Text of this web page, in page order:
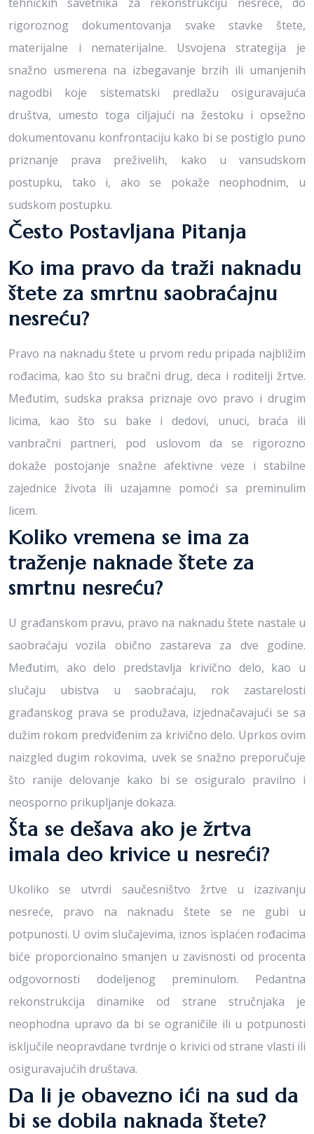
rigoroznog dokumentovanja svake stavke štete,
materijalne i nematerijalne. Usvojena strategija je
snažno usmerena na izbegavanje brzih ili umanjenih
nagodbi koje sistematski predlažu osiguravajuća
društva, umesto toga ciljajući na žestoku i opsežno
dokumentovanu konfrontaciju kako bi se postiglo puno
priznanje prava preživelih, kako u vansudskom
postupku, tako i, ako se pokaže neophodnim, u
sudskom postupku.
Često Postavljana Pitanja
Ko ima pravo da traži naknadu
štete za smrtnu saobraćajnu
nesreću?
Pravo na naknadu štete u prvom redu pripada najbližim
rođacima, kao što su bračni drug, deca i roditelji žrtve.
Međutim, sudska praksa priznaje ovo pravo i drugim
licima, kao što su bake i dedovi, unuci, braća ili
vanbračni partneri, pod uslovom da se rigorozno
dokaže postojanje snažne afektivne veze i stabilne
zajednice života ili uzajamne pomoći sa preminulim
licem.
Koliko vremena se ima za
traženje naknade štete za
smrtnu nesreću?
U građanskom pravu, pravo na naknadu štete nastale u
saobraćaju vozila obično zastareva za dve godine.
Međutim, ako delo predstavlja krivično delo, kao u
slučaju ubistva u saobraćaju, rok zastarelosti
građanskog prava se produžava, izjednačavajući se sa
dužim rokom predviđenim za krivično delo. Uprkos ovim
naizgled dugim rokovima, uvek se snažno preporučuje
što ranije delovanje kako bi se osiguralo pravilno i
neosporno prikupljanje dokaza.
Šta se dešava ako je žrtva
imala deo krivice u nesreći?
Ukoliko se utvrdi saučesništvo žrtve u izazivanju
nesreće, pravo na naknadu štete se ne gubi u
potpunosti. U ovim slučajevima, iznos isplaćen rođacima
biće proporcionalno smanjen u zavisnosti od procenta
odgovornosti dodeljenog preminulom. Pedantna
rekonstrukcija dinamike od strane stručnjaka je
neophodna upravo da bi se ograničile ili u potpunosti
isključile neopravdane tvrdnje o krivici od strane vlasti ili
osiguravajućih društava.
Da li je obavezno ići na sud da
bi se dobila naknada štete?